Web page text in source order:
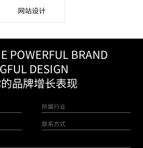
网站设计
POWERFUL BRAND
DESIGN
品牌增长表现